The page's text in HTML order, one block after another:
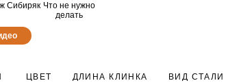
Сибиряк Что не нужно
делать
ЦВЕТ ДЛИНА КЛИНКА ВИД СТАЛИ